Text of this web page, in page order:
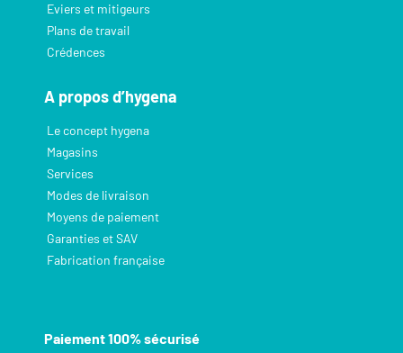
Eviers et mitigeurs
Plans de travail
Crédences
A propos d’hygena
Le concept hygena
Magasins
Services
Modes de livraison
Moyens de paiement
Garanties et SAV
Fabrication française
Paiement 100% sécurisé